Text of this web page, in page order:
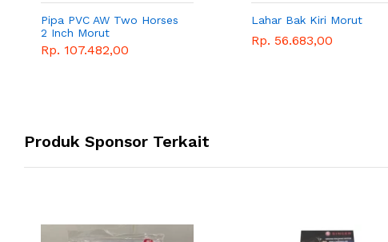
Pipa PVC AW Two Horses
2 Inch Morut
Rp. 107.482,00
Lahar Bak Kiri Morut
Rp. 56.683,00
Produk Sponsor Terkait